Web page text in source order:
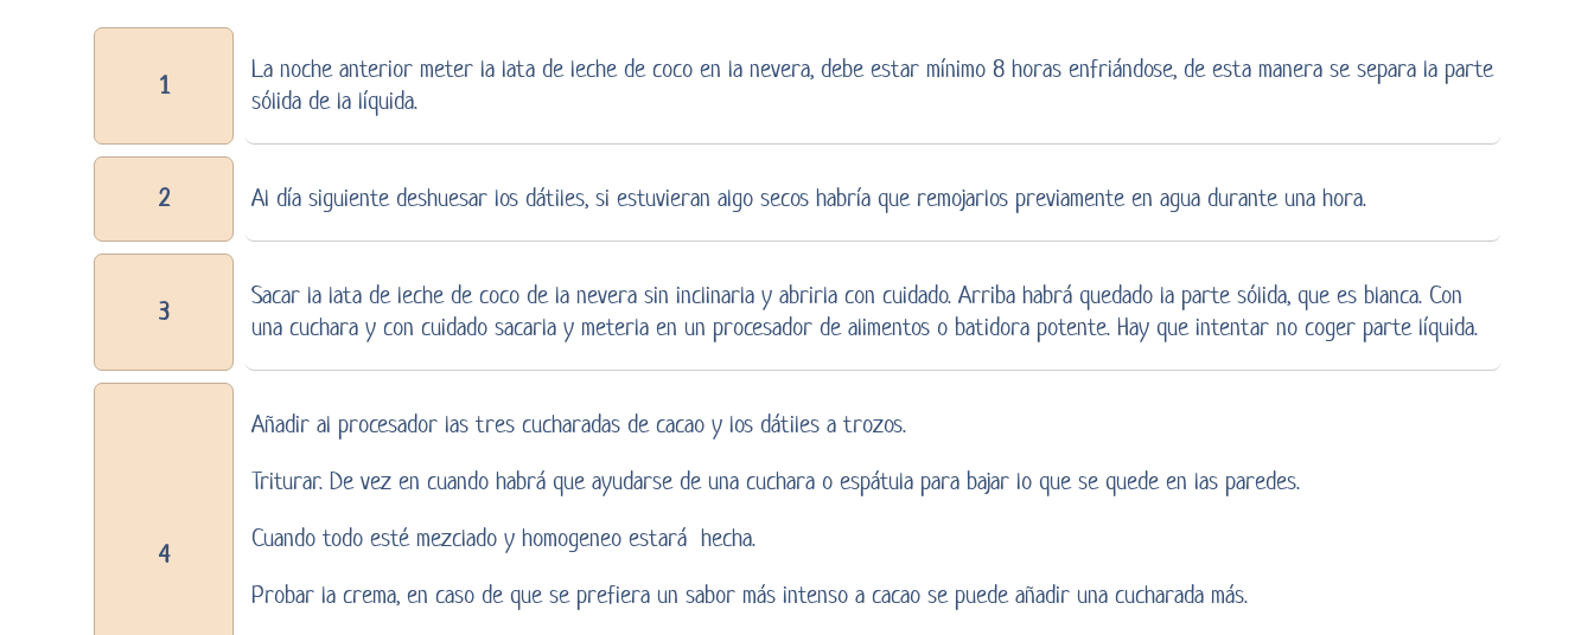
1
La noche anterior meter la lata de leche de coco en la nevera, debe estar mínimo 8 horas enfriándose, de esta manera se separa la parte
sólida de la líquida.
2 Al día siguiente deshuesar los dátiles, si estuvieran algo secos habría que remojarlos previamente en agua durante una hora.
3
Sacar la lata de leche de coco de la nevera sin inclinarla y abrirla con cuidado. Arriba habrá quedado la parte sólida, que es blanca. Con
una cuchara y con cuidado sacarla y meterla en un procesador de alimentos o batidora potente. Hay que intentar no coger parte líquida.
4
Añadir al procesador las tres cucharadas de cacao y los dátiles a trozos.
Triturar. De vez en cuando habrá que ayudarse de una cuchara o espátula para bajar lo que se quede en las paredes.
Cuando todo esté mezclado y homogeneo estará hecha.
Probar la crema, en caso de que se prefiera un sabor más intenso a cacao se puede añadir una cucharada más.